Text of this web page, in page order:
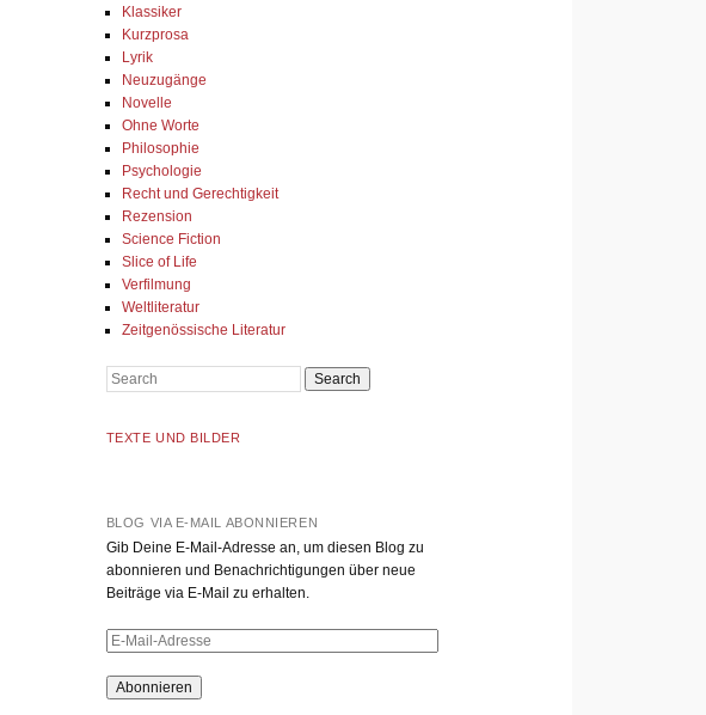
Klassiker
Kurzprosa
Lyrik
Neuzugänge
Novelle
Ohne Worte
Philosophie
Psychologie
Recht und Gerechtigkeit
Rezension
Science Fiction
Slice of Life
Verfilmung
Weltliteratur
Zeitgenössische Literatur
Search
TEXTE UND BILDER
BLOG VIA E-MAIL ABONNIEREN
Gib Deine E-Mail-Adresse an, um diesen Blog zu
abonnieren und Benachrichtigungen über neue
Beiträge via E-Mail zu erhalten.
E-
Adresse